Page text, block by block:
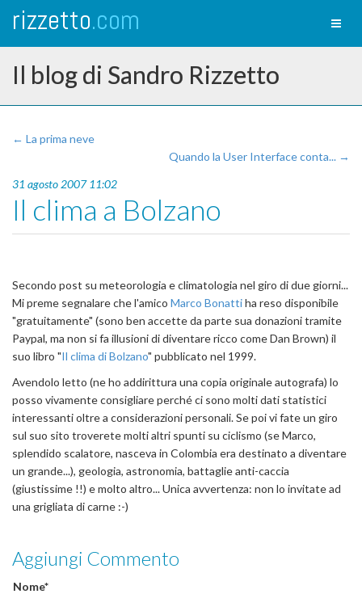
rizzetto.com
Il blog di Sandro Rizzetto
← La prima neve
Quando la User Interface conta... →
31 agosto 2007 11:02
Il clima a Bolzano
Secondo post su meteorologia e climatologia nel giro di due giorni...
Mi preme segnalare che l'amico Marco Bonattiha reso disponibile
"gratuitamente" (sono ben accette da parte sua donazioni tramite
Paypal, ma non si fa illusioni di diventare ricco come Dan Brown) il
suo libro "Il clima di Bolzano" pubblicato nel 1999.
Avendolo letto (ne ho addirittura una copia originale autografa) lo
posso vivamente consigliare perché ci sono molti dati statistici
interessanti oltre a considerazioni personali. Se poi vi fate un giro
sul suo sito troverete molti altri spunti su ciclismo (se Marco,
splendido scalatore, nasceva in Colombia era destinato a diventare
un grande...), geologia, astronomia, battaglie anti-caccia
(giustissime !!) e molto altro... Unica avvertenza: non lo invitate ad
una grigliata di carne :-)
Aggiungi Commento
Nome*